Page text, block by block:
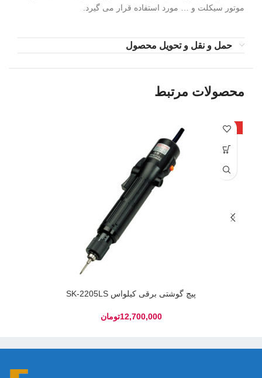
موتور سیکلت و … مورد استفاده قرار می گیرد.
حمل و نقل و تحویل محصول
محصولات مرتبط
داغ
پیچ گوشتی برقی کیلواس SK-2205LS
تومان